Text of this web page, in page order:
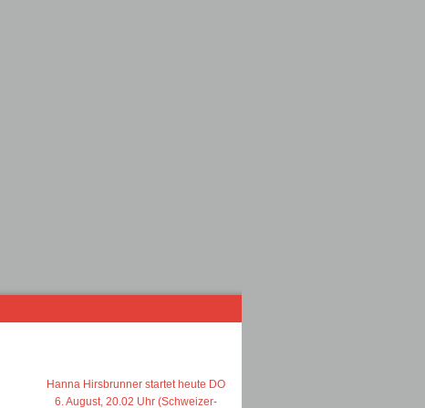
Hanna Hirsbrunner startet heute DO
6. August, 20.02 Uhr (Schweizer-